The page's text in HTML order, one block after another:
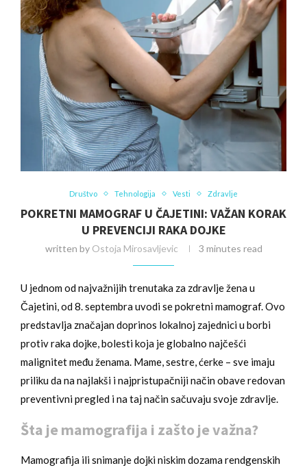
Društvo Tehnologija Vesti Zdravlje
POKRETNI MAMOGRAF U ČAJETINI: VAŽAN KORAK
U PREVENCIJI RAKA DOJKE
written by Ostoja Mirosavljevic 3 minutes read
U jednom od najvažnijih trenutaka za zdravlje žena u
Čajetini, od 8. septembra uvodi se pokretni mamograf. Ovo
predstavlja značajan doprinos lokalnoj zajednici u borbi
protiv raka dojke, bolesti koja je globalno najčešći
malignitet među ženama. Mame, sestre, ćerke – sve imaju
priliku da na najlakši i najpristupačniji način obave redovan
preventivni pregled i na taj način sačuvaju svoje zdravlje.
Šta je mamografija i zašto je važna?
Mamografija ili snimanje dojki niskim dozama rendgenskih